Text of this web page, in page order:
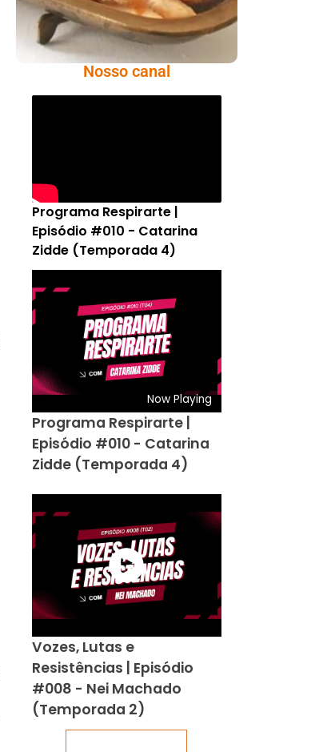
Nosso canal
Programa Respirarte |
Episódio #010 - Catarina
Zidde (Temporada 4)
Now Playing
Programa Respirarte |
Episódio #010 - Catarina
Zidde (Temporada 4)
Vozes, Lutas e
Resistências | Episódio
#008 - Nei Machado
(Temporada 2)